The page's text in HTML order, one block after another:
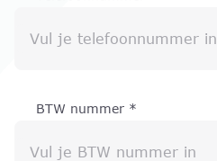
Vul je telefoonnummer in
BTW nummer *
Vul je BTW nummer in